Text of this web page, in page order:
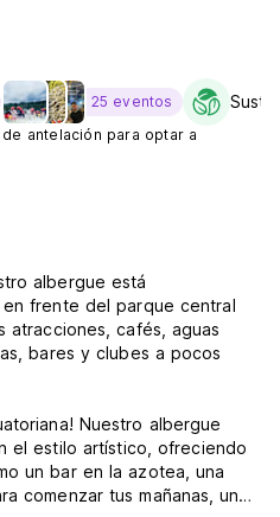
25 eventos
antelación para optar a
albergue está
frente del parque central
atracciones, cafés, aguas
bares y clubes a pocos
Nuestro albergue
el estilo artístico, ofreciendo
un bar en la azotea, una
comenzar tus mañanas, un